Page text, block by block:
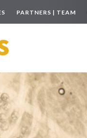
PARTNERS | TEAM